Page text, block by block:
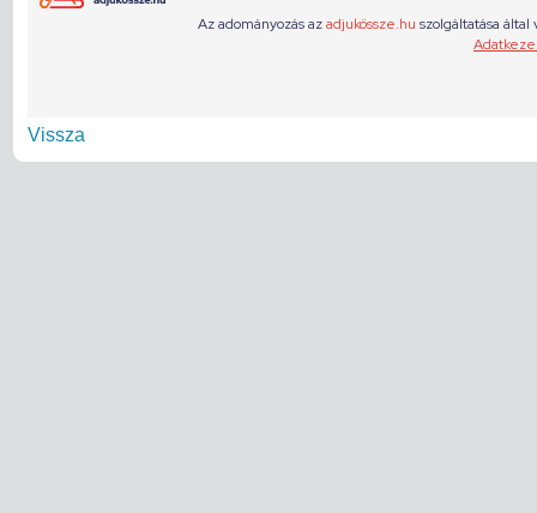
Vissza